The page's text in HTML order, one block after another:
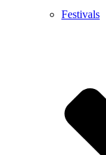
Festivals